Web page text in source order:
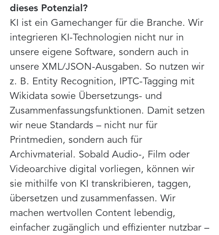
dieses Potenzial?
KI ist ein Gamechanger für die Branche. Wir
integrieren KI-Technologien nicht nur in
unsere eigene Software, sondern auch in
unsere XML/JSON-Ausgaben. So nutzen wir
z. B. Entity Recognition, IPTC-Tagging mit
Wikidata sowie Übersetzungs- und
Zusammenfassungsfunktionen. Damit setzen
wir neue Standards – nicht nur für
Printmedien, sondern auch für
Archivmaterial. Sobald Audio-, Film oder
Videoarchive digital vorliegen, können wir
sie mithilfe von KI transkribieren, taggen,
übersetzen und zusammenfassen. Wir
machen wertvollen Content lebendig,
einfacher zugänglich und effizienter nutzbar –